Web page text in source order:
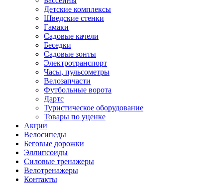
Детские комплексы
Шведские стенки
Гамаки
Садовые качели
Беседки
Садовые зонты
Электротранспорт
Часы, пульсометры
Велозапчасти
Футбольные ворота
Дартс
Туристическое оборудование
Товары по уценке
Акции
Велосипеды
Беговые дорожки
Эллипсоиды
Силовые тренажеры
Велотренажеры
Контакты